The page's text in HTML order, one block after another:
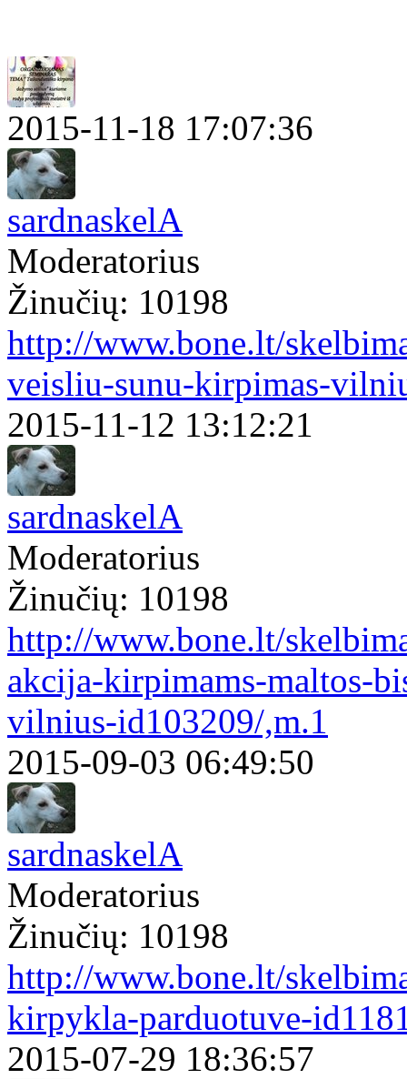
2015-11-18 17:07:36
sardnaskelA
Moderatorius
Žinučių: 10198
http://www.bone.lt/
veisliu-sunu-kirpimas-
2015-11-12 13:12:21
sardnaskelA
Moderatorius
Žinučių: 10198
http://www.bone.lt/
akcija-kirpimams-maltos-
vilnius-id103209/,m.1
2015-09-03 06:49:50
sardnaskelA
Moderatorius
Žinučių: 10198
http://www.bone.lt/
kirpykla-parduotuve-
2015-07-29 18:36:57